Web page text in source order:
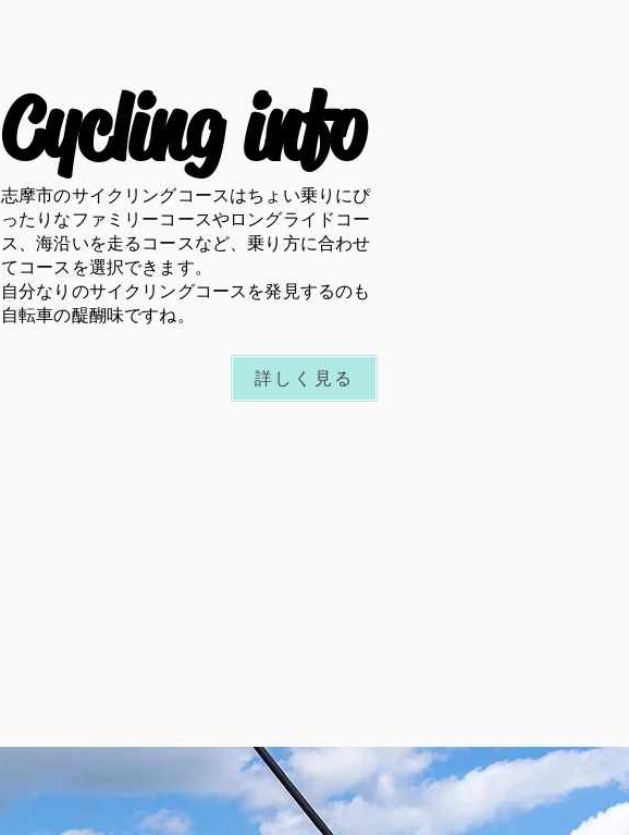
Cycling info
志摩市のサイクリングコースはちょい乗りにぴ
ったりなファミリーコースやロングライドコー
ス、海沿いを走るコースなど、乗り方に合わせ
てコースを選択できます。
​自分なりのサイクリングコースを発見するのも
自転車の醍醐味ですね。
詳しく見る